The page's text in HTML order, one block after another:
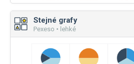
Stejné grafy
Pexeso • lehké